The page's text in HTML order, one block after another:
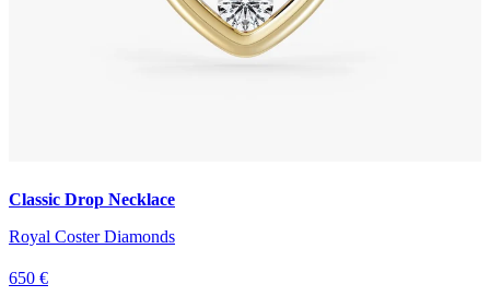
Classic Drop Necklace
Royal Coster Diamonds
650 €